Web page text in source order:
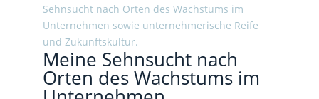
Meine Sehnsucht nach
Orten des Wachstums im